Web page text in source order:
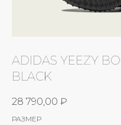
ADIDAS YEEZY
BLACK
28 790,00 ₽
РАЗМЕР